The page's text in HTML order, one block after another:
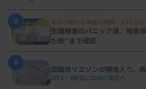
2 変わり続ける検査の現場 #32 山形
生理検査のパニック値、報告
た後”まで確認
3
日臨技リエゾンが現地入り、
8月8・9両日にはDVT検診へ